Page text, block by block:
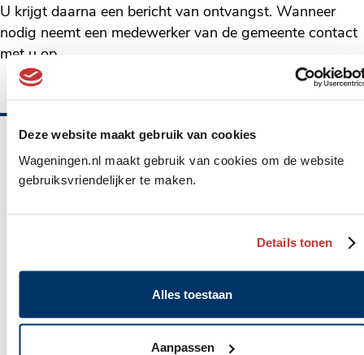
Deze website maakt gebruik van cookies
Wageningen.nl maakt gebruik van cookies om de website
gebruiksvriendelijker te maken.
Details tonen
Alles toestaan
Aanpassen
U krijgt daarna een bericht van ontvangst. Wanneer
nodig neemt een medewerker van de gemeente contact
met u op.
Belangrijke
informatie
adres(0317) 49 29 11
WhatsApp: 06 10 06 35 26